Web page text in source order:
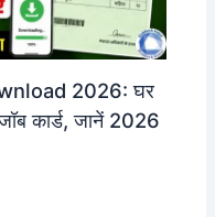
2026: घर
कार्ड, जानें 2026